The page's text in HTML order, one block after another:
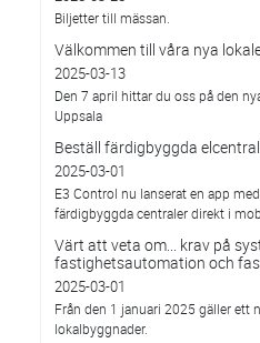
Biljetter till mässan.
Välkommen till våra nya
2025-03-13
Den 7 april hittar du oss på den
Uppsala
Beställ färdigbyggda
2025-03-01
E3 Control nu lanserat en app
färdigbyggda centraler direkt i
Värt att veta om... krav på
fastighetsautomation och
2025-03-01
Från den 1 januari 2025 gäller ett
lokalbyggnader.